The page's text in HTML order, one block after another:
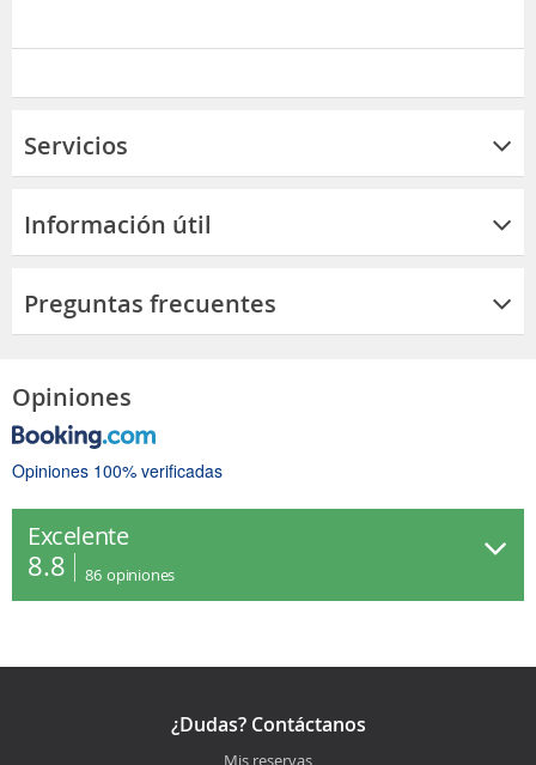
Servicios
Información útil
Preguntas frecuentes
Opiniones
Opiniones 100% verificadas
Excelente
8.8 86 opiniones
¿Dudas? Contáctanos
Mis reservas